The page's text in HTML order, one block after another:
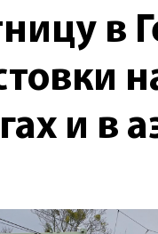
в
и в